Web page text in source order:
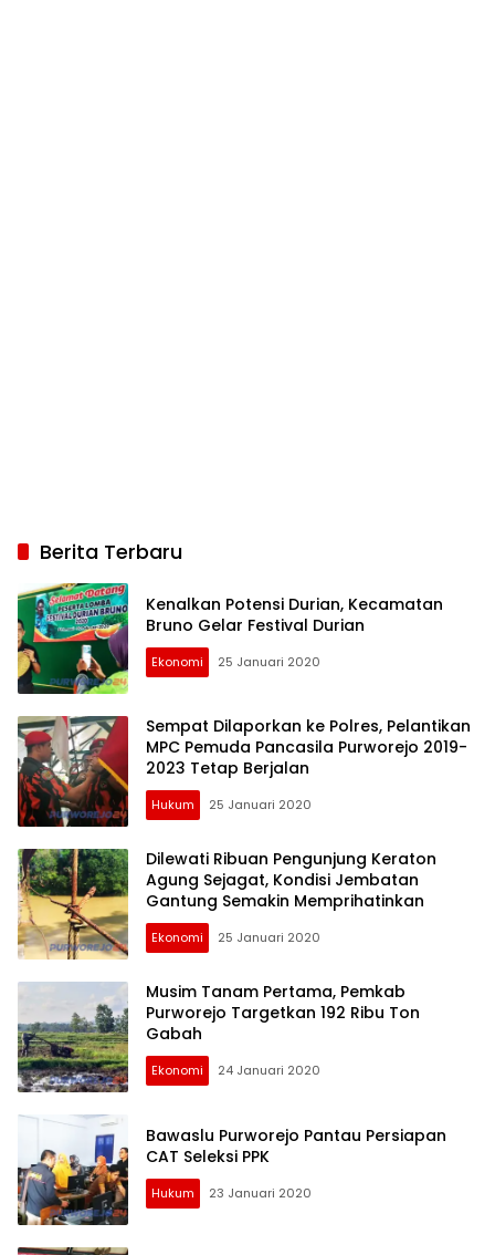
Berita Terbaru
Kenalkan Potensi Durian, Kecamatan
Bruno Gelar Festival Durian
Ekonomi 25 Januari 2020
Sempat Dilaporkan ke Polres, Pelantikan
MPC Pemuda Pancasila Purworejo 2019-
2023 Tetap Berjalan
Hukum 25 Januari 2020
Dilewati Ribuan Pengunjung Keraton
Agung Sejagat, Kondisi Jembatan
Gantung Semakin Memprihatinkan
Ekonomi 25 Januari 2020
Purworejo24.comMusim Tanam Pertama, Pemkab
Purworejo Targetkan 192 Ribu Ton
Gabah
Ekonomi 24 Januari 2020
Bawaslu Purworejo Pantau Persiapan
CAT Seleksi PPK
Hukum 23 Januari 2020